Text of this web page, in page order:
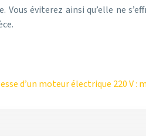
éviterez ainsi qu’elle ne
d’un moteur électrique 220 V :